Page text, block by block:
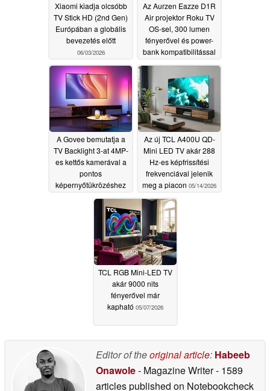
Xiaomi kiadja olcsóbb
TV Stick HD (2nd Gen)
Európában a globális
bevezetés előtt
06/03/2026
Az Aurzen Eazze D1R
Air projektor Roku TV
OS-sel, 300 lumen
fényerővel és power-
bank kompatibilitással
05/25/2026
A Govee bemutatja a
TV Backlight 3-at 4MP-
es kettős kamerával a
pontos
képernyőtükrözéshez
05/16/2026
Az új TCL A400U QD-
Mini LED TV akár 288
Hz-es képfrissítési
frekvenciával jelenik
meg a piacon 05/14/2026
TCL RGB Mini-LED TV
akár 9000 nits
fényerővel már
kapható 05/07/2026
Editor of theoriginal article: Habeeb
Onawole- Magazine Writer- 1589
articles published on Notebookcheck